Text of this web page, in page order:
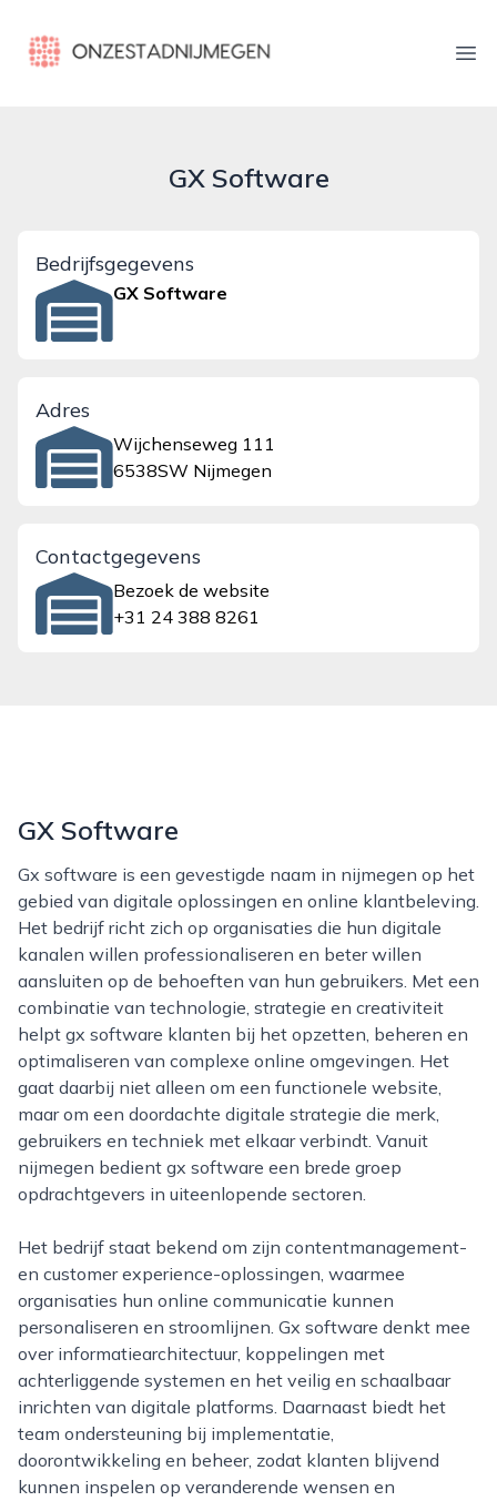
onzestadnijmegen.nl
GX Software
Bedrijfsgegevens
GX Software
Adres
Wijchenseweg 111
6538SW Nijmegen
Contactgegevens
Bezoek de website
+31 24 388 8261
GX Software
Gx software is een gevestigde naam in nijmegen op het
gebied van digitale oplossingen en online klantbeleving.
Het bedrijf richt zich op organisaties die hun digitale
kanalen willen professionaliseren en beter willen
aansluiten op de behoeften van hun gebruikers. Met een
combinatie van technologie, strategie en creativiteit
helpt gx software klanten bij het opzetten, beheren en
optimaliseren van complexe online omgevingen. Het
gaat daarbij niet alleen om een functionele website,
maar om een doordachte digitale strategie die merk,
gebruikers en techniek met elkaar verbindt. Vanuit
nijmegen bedient gx software een brede groep
opdrachtgevers in uiteenlopende sectoren.
Het bedrijf staat bekend om zijn contentmanagement-
en customer experience-oplossingen, waarmee
organisaties hun online communicatie kunnen
personaliseren en stroomlijnen. Gx software denkt mee
over informatiearchitectuur, koppelingen met
achterliggende systemen en het veilig en schaalbaar
inrichten van digitale platforms. Daarnaast biedt het
team ondersteuning bij implementatie,
doorontwikkeling en beheer, zodat klanten blijvend
kunnen inspelen op veranderende wensen en